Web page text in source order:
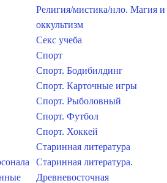
Религия/мистика/нло. Магия и
оккультизм
Секс учеба
Спорт
Спорт. Бодибилдинг
Спорт. Карточные игры
Спорт. Рыболовный
Спорт. Футбол
Спорт. Хоккей
Старинная литература
Старинная литература.
Древневосточная